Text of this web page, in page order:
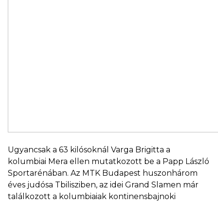
Ugyancsak a 63 kilósoknál Varga Brigitta a
kolumbiai Mera ellen mutatkozott be a Papp László
Sportarénában. Az MTK Budapest huszonhárom
éves judósa Tbilisziben, az idei Grand Slamen már
találkozott a kolumbiaiak kontinensbajnoki